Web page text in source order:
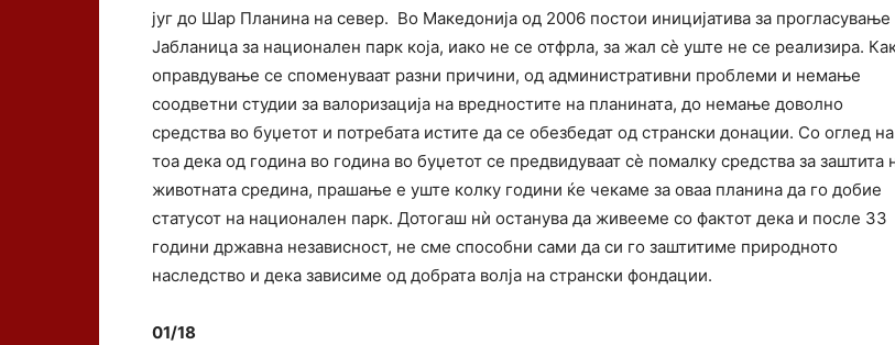
југ до Шар Планина на север. Во Македонија од 2006 постои иницијатива за прогласување
Јабланица за национален парк која, иако не се отфрла, за жал сè уште не се реализира.
оправдување се споменуваат разни причини, од административни проблеми и немање
соодветни студии за валоризација на вредностите на планината, до немање доволно
средства во буџетот и потребата истите да се обезбедат од странски донации. Со оглед на
тоа дека од година во година во буџетот се предвидуваат сè помалку средства за заштита
животната средина, прашање е уште колку години ќе чекаме за оваа планина да го добие
статусот на национален парк. Дотогаш нѝ останува да живееме со фактот дека и после 33
години државна независност, не сме способни сами да си го заштитиме природното
наследство и дека зависиме од добрата волја на странски фондации.
01/18